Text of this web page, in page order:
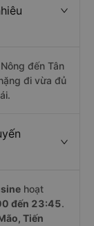
đến Tân
đi vừa đủ
hoạt
đến 23:45.
Tiến